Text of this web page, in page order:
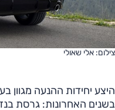
צילום: אלי שאולי
היצע יחידות ההנעה מגוון